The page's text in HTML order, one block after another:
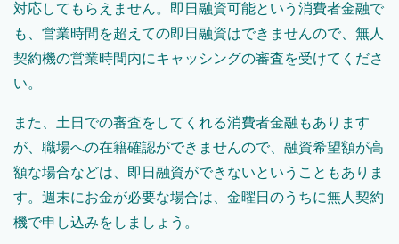
対応してもらえません。即日融資可能という消費者金融で
も、営業時間を超えての即日融資はできませんので、無人
契約機の営業時間内にキャッシングの審査を受けてくださ
い。
また、土日での審査をしてくれる消費者金融もあります
が、職場への在籍確認ができませんので、融資希望額が高
額な場合などは、即日融資ができないということもありま
す。週末にお金が必要な場合は、金曜日のうちに無人契約
機で申し込みをしましょう。